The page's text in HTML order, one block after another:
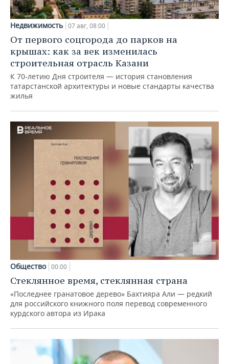
Недвижимость 07 авг, 08:00
От первого соцгорода до парков на
крышах: как за век изменилась
строительная отрасль Казани
К 70-летию Дня строителя — история становления
татарстанской архитектуры и новые стандарты качества
жилья
Общество 00:00
Стеклянное время, стеклянная страна
«Последнее гранатовое дерево» Бахтияра Али — редкий
для российского книжного поля перевод современного
курдского автора из Ирака